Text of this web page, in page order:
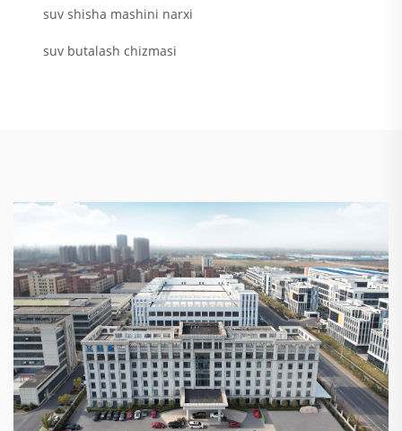
suv shisha mashini narxi
suv butalash chizmasi